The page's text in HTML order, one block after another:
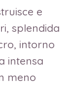
e
splendida
intorno
intensa
meno